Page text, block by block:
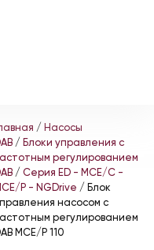
/ Насосы
/ Блоки управления с
регулированием
/ Серия ED - MCE/C -
P - NGDrive / Блок
насосом с
регулированием
MCE/P 110